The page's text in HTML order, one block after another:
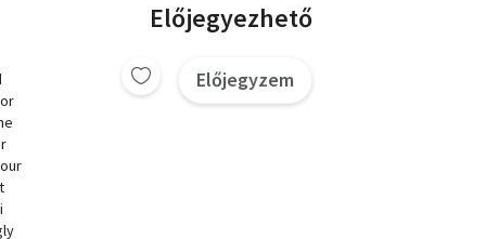
Előjegyezhető
Előjegyzem